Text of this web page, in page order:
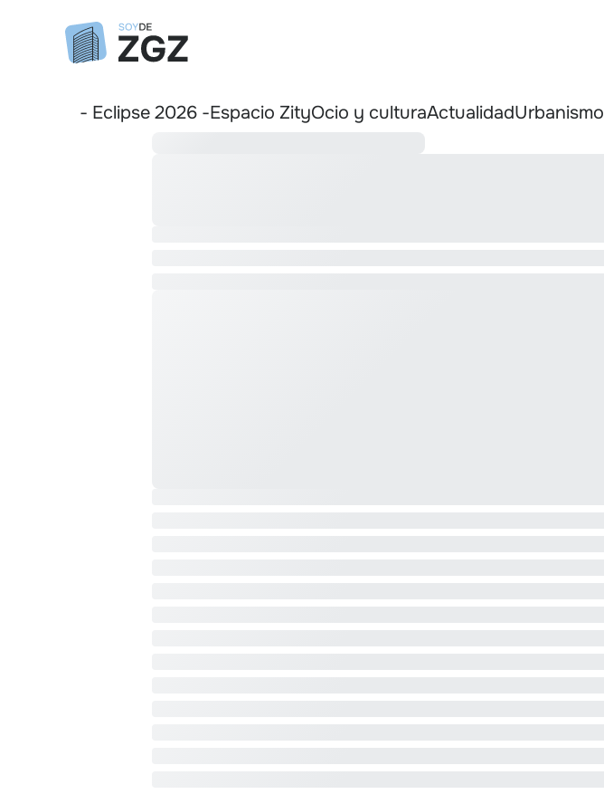
- Eclipse 2026 -Espacio ZityOcio y culturaActualidadUrbanismo